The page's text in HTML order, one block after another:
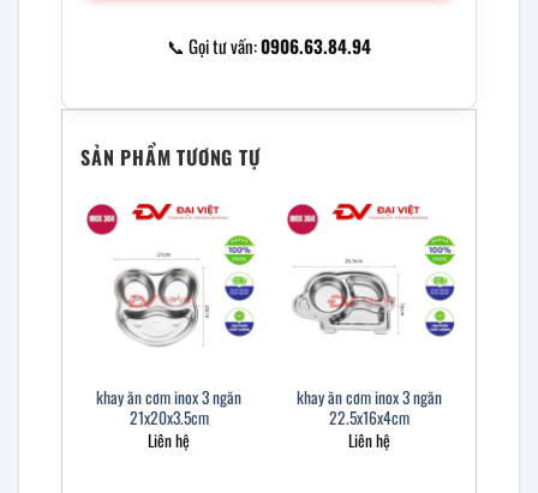
📞 Gọi tư vấn:0906.63.84.94
SẢN PHẨM TƯƠNG TỰ
khay ăn cơm inox 3 ngăn
21x20x3.5cm
Liên hệ
khay ăn cơm inox 3 ngăn
22.5x16x4cm
Liên hệ